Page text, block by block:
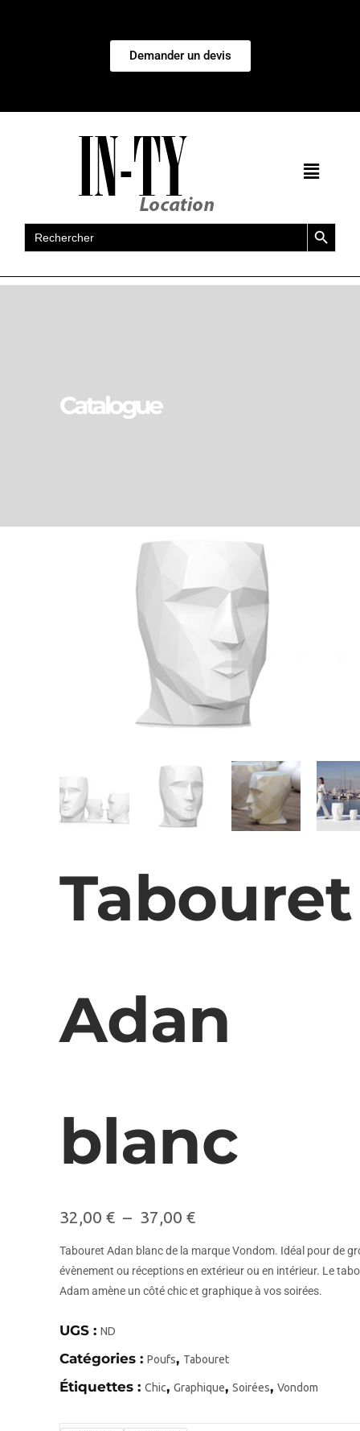
Demander un devis
Search
for:
Search Button
Catalogue
Tabouret
Adan
blanc
32,00 € – 37,00 €
Tabouret Adan blanc de la marque Vondom. Idéal pour de
évènement ou réceptions en extérieur ou en intérieur. Le
Adam amène un côté chic et graphique à vos soirées.
UGS : ND
Catégories : Poufs, Tabouret
Étiquettes : Chic, Graphique, Soirées, Vondom